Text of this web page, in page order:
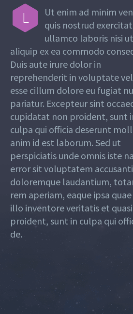
L
Ut enim ad minim
quis nostrud
ullamco laboris nisi ut
aliquip ex ea commodo
Duis aute irure dolor in
reprehenderit in voluptate
esse cillum dolore eu fugiat
pariatur. Excepteur sint
cupidatat non proident, sunt
culpa qui officia deserunt
anim id est laborum. Sed ut
perspiciatis unde omnis iste
error sit voluptatem
doloremque laudantium,
rem aperiam, eaque ipsa
illo inventore veritatis et
proident, sunt in culpa qui
de.